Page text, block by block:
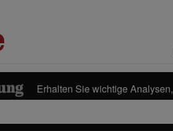
Erhalten Sie wichtige